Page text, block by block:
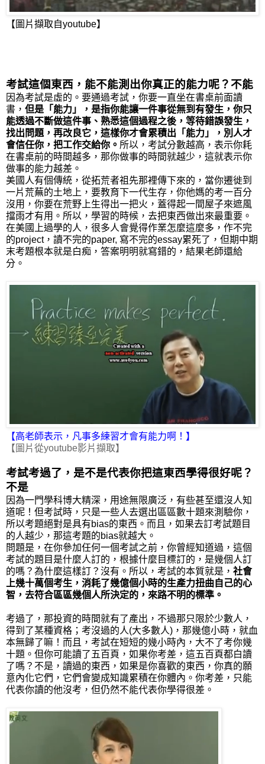
【圖片擷取自youtube】
考試這個東西，能不能測出你真正的能力呢？不能
因為考試是虛的。要通過考試，你要一直坐在書桌前面讀
書， 但是「能力」，是指你能讓一件事從無到有發生，你只
能透過不斷做這件事、熟悉這個過程之後，等待錯誤發生，
找出問題，再改良它，這樣你才會累積出「能力」，別人才
會信任你，把工作交給你。 所以，考試分數越高，表示你耗
在書桌前的時間越多，那你做事的時間就越少，這就表示你
做事的能力越差。
美國人有個傳統，從拓荒者祖先那裡傳下來的，當你遷徙到
一片荒蕪的土地上，要教育下一代生存，你他媽的考一百分
沒用，你要在荒野上生得出一把火，蓋得起一間屋子來遮風
擋雨才有用。所以，學習的時候，去把東西做出來最重要。
在美國上過學的人，很多人會覺得作業怎麼這麼多，作不完
的project，讀不完的paper, 寫不完的essay累死了，但期中期
末考題根本就是白痴，答案明明就寫錯的，結果老師還給
分。
【高老師表示，凡事多練習才會有能力啊！】
【圖片從youtube影片擷取】
考試考過了，是不是代表你把這東西學得很好呢？
不是
因為一門學科博大精深，用途無限廣泛，有些甚至還沒人知
道呢！但考試時，只是一些人去選出區區數十題來測驗你，
所以考題絕對是具有bias的東西。而且，如果去訂考試題目
的人越少，那這考題的bias就越大。
問題是，在你參加任何一個考試之前，你曾經知道過，這個
考試的題目是什麼人訂的，根據什麼目標訂的，是幾個人訂
的嗎？為什麼這樣訂？沒有。所以，考試的本質就是， 社會
上幾十萬個考生，消耗了幾億個小時的生產力扭曲自己的心
智，去符合區區幾個人所決定的，來路不明的標準。
考過了，那投資的時間就有了產出，不過那只限於少數人，
得到了某種資格；考沒過的人(大多數人)，那幾億小時，就血
本無歸了嘛！而且，考試在短短的幾小時內，大不了考你幾
十題。但你可能讀了五百頁，如果你考差，這五百頁都白讀
了嗎？不是，讀過的東西，如果是你喜歡的東西，你真的願
意內化它們，它們會變成知識累積在你體內。你考差，只能
代表你讀的他沒考，但仍然不能代表你學得很差。